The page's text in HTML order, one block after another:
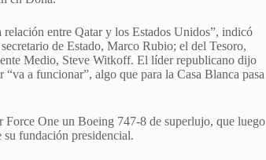
entre Qatar y los Estados Unidos”, indicó
de Estado, Marco Rubio; el del Tesoro,
Medio, Steve Witkoff. El líder republicano dijo
a funcionar”, algo que para la Casa Blanca pasa
One un Boeing 747-8 de superlujo, que luego
su fundación presidencial.